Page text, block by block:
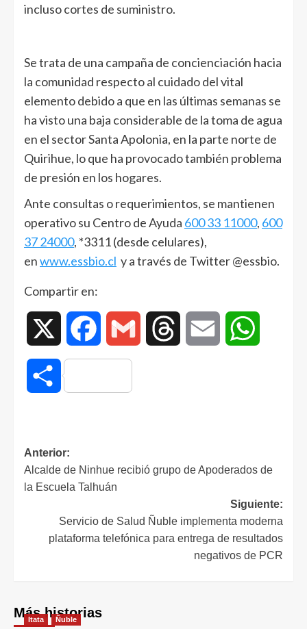
incluso cortes de suministro.
Se trata de una campaña de concienciación hacia
la comunidad respecto al cuidado del vital
elemento debido a que en las últimas semanas se
ha visto una baja considerable de la toma de agua
en el sector Santa Apolonia, en la parte norte de
Quirihue, lo que ha provocado también problema
de presión en los hogares.
Ante consultas o requerimientos, se mantienen
operativo su Centro de Ayuda 600 33 11000, 600
37 24000, *3311 (desde celulares),
enwww.essbio.cl y a través de Twitter @essbio.
Compartir en:
Facebook Gmail Threads Email
Compartir
Anterior:
Alcalde de Ninhue recibió grupo de Apoderados de
la Escuela Talhuán
Siguiente:
Servicio de Salud Ñuble implementa moderna
plataforma telefónica para entrega de resultados
negativos de PCR
Más historias
Itata Ñuble